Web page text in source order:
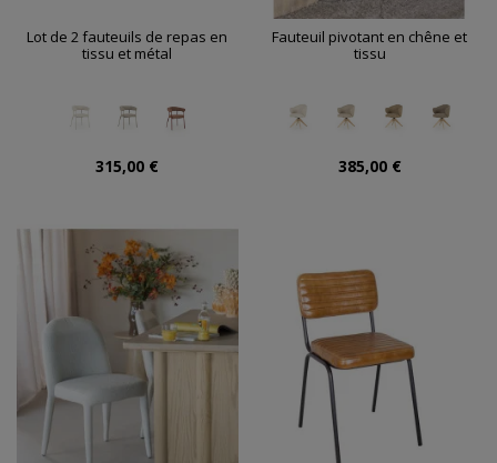
Lot de 2 fauteuils de repas en
tissu et métal
315,00 €
Fauteuil pivotant en chêne et
tissu
385,00 €